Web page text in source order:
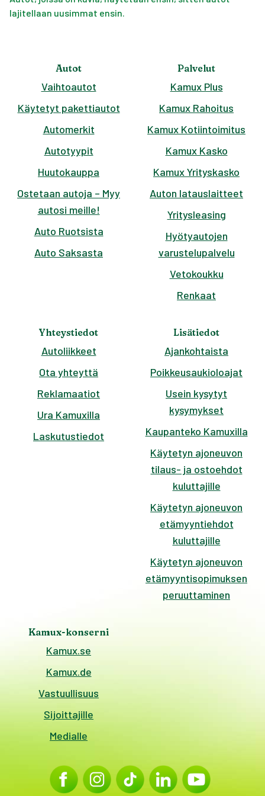
lajitellaan uusimmat ensin.
Autot
Vaihtoautot
Käytetyt pakettiautot
Automerkit
Autotyypit
Huutokauppa
Ostetaan autoja – Myy
autosi meille!
Auto Ruotsista
Auto Saksasta
Palvelut
Kamux Plus
Kamux Rahoitus
Kamux Kotiintoimitus
Kamux Kasko
Kamux Yrityskasko
Auton latauslaitteet
Yritysleasing
Hyötyautojen
varustelupalvelu
Vetokoukku
Renkaat
Yhteystiedot
Autoliikkeet
Ota yhteyttä
Reklamaatiot
Ura Kamuxilla
Laskutustiedot
Lisätiedot
Ajankohtaista
Poikkeusaukioloajat
Usein kysytyt
kysymykset
Kaupanteko Kamuxilla
Käytetyn ajoneuvon
tilaus- ja ostoehdot
kuluttajille
Käytetyn ajoneuvon
etämyyntiehdot
kuluttajille
Käytetyn ajoneuvon
etämyyntisopimuksen
peruuttaminen
Kamux-konserni
Kamux.se
Kamux.de
Vastuullisuus
Sijoittajille
Medialle